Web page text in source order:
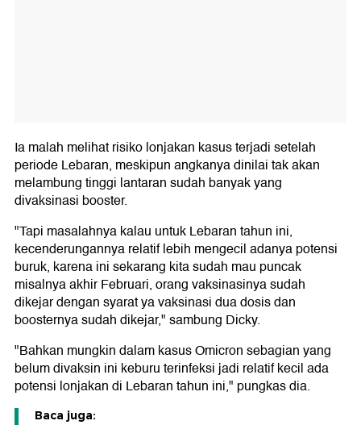
Ia malah melihat risiko lonjakan kasus terjadi setelah
periode Lebaran, meskipun angkanya dinilai tak akan
melambung tinggi lantaran sudah banyak yang
divaksinasi booster.
"Tapi masalahnya kalau untuk Lebaran tahun ini,
kecenderungannya relatif lebih mengecil adanya potensi
buruk, karena ini sekarang kita sudah mau puncak
misalnya akhir Februari, orang vaksinasinya sudah
dikejar dengan syarat ya vaksinasi dua dosis dan
boosternya sudah dikejar," sambung Dicky.
"Bahkan mungkin dalam kasus Omicron sebagian yang
belum divaksin ini keburu terinfeksi jadi relatif kecil ada
potensi lonjakan di Lebaran tahun ini," pungkas dia.
Baca juga: